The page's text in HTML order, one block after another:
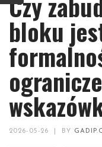
bloku
2026-05-26 BY